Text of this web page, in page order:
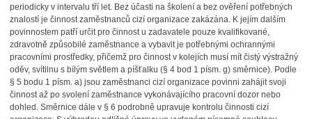
periodicky v intervalu tří let. Bez účasti na školení a bez ověření potřebných
znalostí je činnost zaměstnanců cizí organizace zakázána. K jejím dalším
povinnostem patří určit pro činnost u zadavatele pouze kvalifikované,
zdravotně způsobilé zaměstnance a vybavit je potřebnými ochrannými
pracovními prostředky, přičemž pro činnost v kolejích musí mít čistý výstražný
oděv, svítilnu s bílým světlem a píšťalku (§ 4 bod 1 písm. g) směrnice). Podle
§ 5 bodu 1 písm. a) jsou zaměstnanci cizí organizace povinni zahájit svoji
činnost až po svolení zaměstnance vykonávajícího pracovní dozor nebo
dohled. Směrnice dále v § 6 podrobně upravuje kontrolu činnosti cizí